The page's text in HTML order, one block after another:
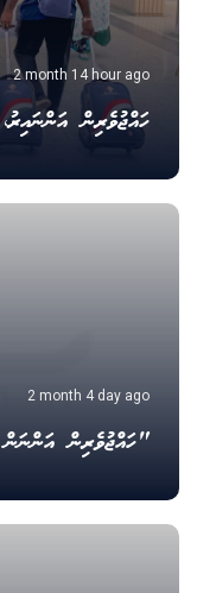
2 month 14 hour ago
ހައްޖުވެރިން
2 month 4 day ago
"ހައްޖުވެރިން